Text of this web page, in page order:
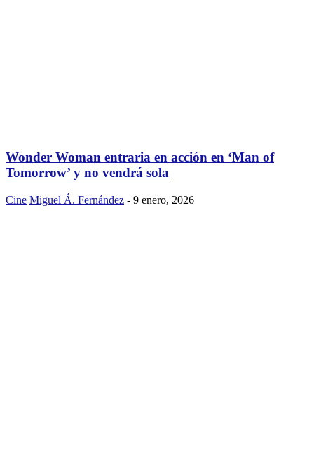
Wonder Woman entraria en acción en ‘Man of
Tomorrow’ y no vendrá sola
Cine Miguel Á. Fernández - 9 enero, 2026